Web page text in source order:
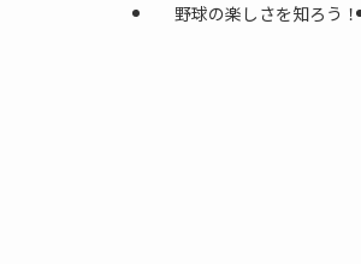
野球の楽しさを知ろう！